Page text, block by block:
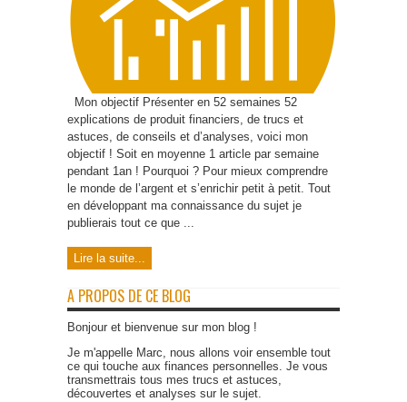
Mon objectif Présenter en 52 semaines 52
explications de produit financiers, de trucs et
astuces, de conseils et d’analyses, voici mon
objectif ! Soit en moyenne 1 article par semaine
pendant 1an ! Pourquoi ? Pour mieux comprendre
le monde de l’argent et s’enrichir petit à petit. Tout
en développant ma connaissance du sujet je
publierais tout ce que ...
Lire la suite...
A PROPOS DE CE BLOG
Bonjour et bienvenue sur mon blog !
Je m'appelle Marc, nous allons voir ensemble tout
ce qui touche aux finances personnelles. Je vous
transmettrais tous mes trucs et astuces,
découvertes et analyses sur le sujet.